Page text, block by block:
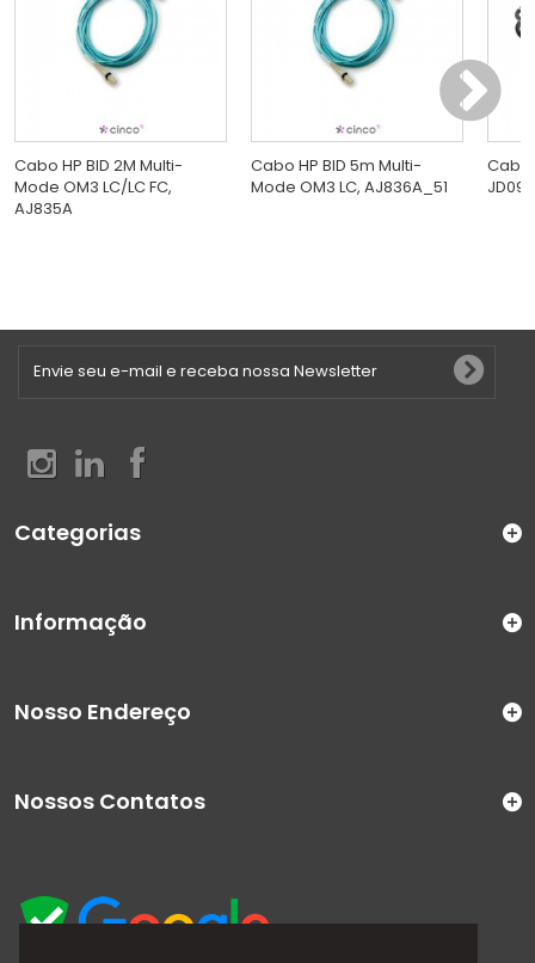
Cabo HP BID 2M Multi-
Mode OM3 LC/LC FC,
AJ835A
Cabo HP BID 5m Multi-
Mode OM3 LC, AJ836A_51
Cabo
Categorias
Informação
Nosso Endereço
Nossos Contatos